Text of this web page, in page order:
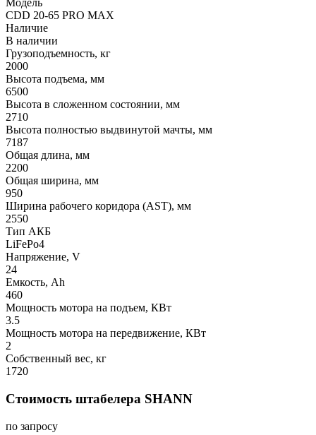
Модель
CDD 20-65 PRO MAX
Наличие
В наличии
Грузоподъемность, кг
2000
Высота подъема, мм
6500
Высота в сложенном состоянии, мм
2710
Высота полностью выдвинутой мачты, мм
7187
Общая длина, мм
2200
Общая ширина, мм
950
Ширина рабочего коридора (AST), мм
2550
Тип АКБ
LiFePo4
Напряжение, V
24
Емкость, Ah
460
Мощность мотора на подъем, КВт
3.5
Мощность мотора на передвижение, КВт
2
Собственный вес, кг
1720
Стоимость штабелера SHANN
по запросу